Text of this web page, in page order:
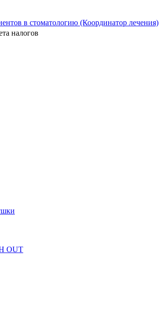
в стоматологию (Координатор лечения)
налогов
OUT